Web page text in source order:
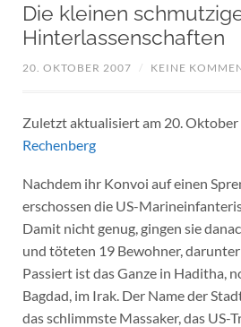
Die kleinen
Hinterlassenschaften
20. OKTOBER 2007 / KEINE
Zuletzt aktualisiert am 20. Oktober
Rechenberg
Nachdem ihr Konvoi auf einen
erschossen die US-
Damit nicht genug, gingen sie
und töteten 19 Bewohner,
Passiert ist das Ganze in Haditha,
Bagdad, im Irak. Der Name der
das schlimmste Massaker, das US-